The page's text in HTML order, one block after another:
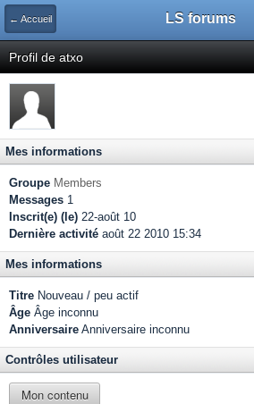
← Accueil LS forums
Profil de atxo
Mes informations
Groupe Members
Messages 1
Inscrit(e) (le) 22-août 10
Dernière activité août 22 2010 15:34
Mes informations
Titre Nouveau / peu actif
Âge Âge inconnu
Anniversaire Anniversaire inconnu
Contrôles utilisateur
Mon contenu